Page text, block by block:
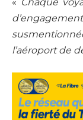
l’aéroport de